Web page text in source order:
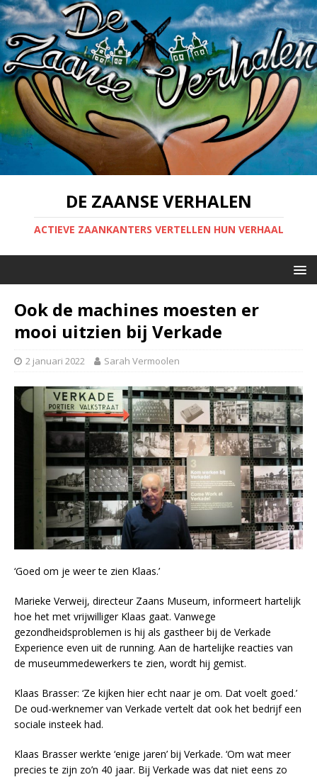
DE ZAANSE VERHALEN
ACTIEVE ZAANKANTERS VERTELLEN HUN VERHAAL
Ook de machines moesten er
mooi uitzien bij Verkade
2 januari 2022 Sarah Vermoolen
‘Goed om je weer te zien Klaas.’
Marieke Verweij, directeur Zaans Museum, informeert hartelijk
hoe het met vrijwilliger Klaas gaat. Vanwege
gezondheidsproblemen is hij als gastheer bij de Verkade
Experience even uit de running. Aan de hartelijke reacties van
de museummedewerkers te zien, wordt hij gemist.
Klaas Brasser: ‘Ze kijken hier echt naar je om. Dat voelt goed.’
De oud-werknemer van Verkade vertelt dat ook het bedrijf een
sociale insteek had.
Klaas Brasser werkte ‘enige jaren’ bij Verkade. ‘Om wat meer
precies te zijn zo’n 40 jaar. Bij Verkade was dat niet eens zo